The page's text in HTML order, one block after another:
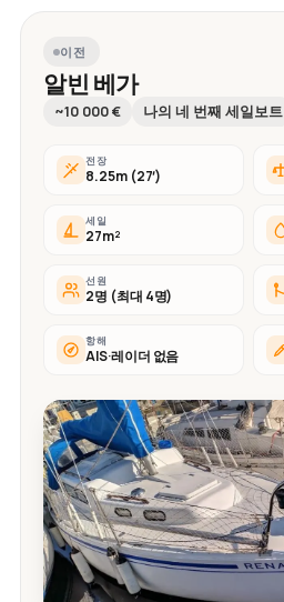
이전
알빈 베가
~10 000 € 나의 네 번째 세일보트
전장
8.25m (27′)
세일
27m²
선원
2명 (최대 4명)
항해
AIS·레이더 없음